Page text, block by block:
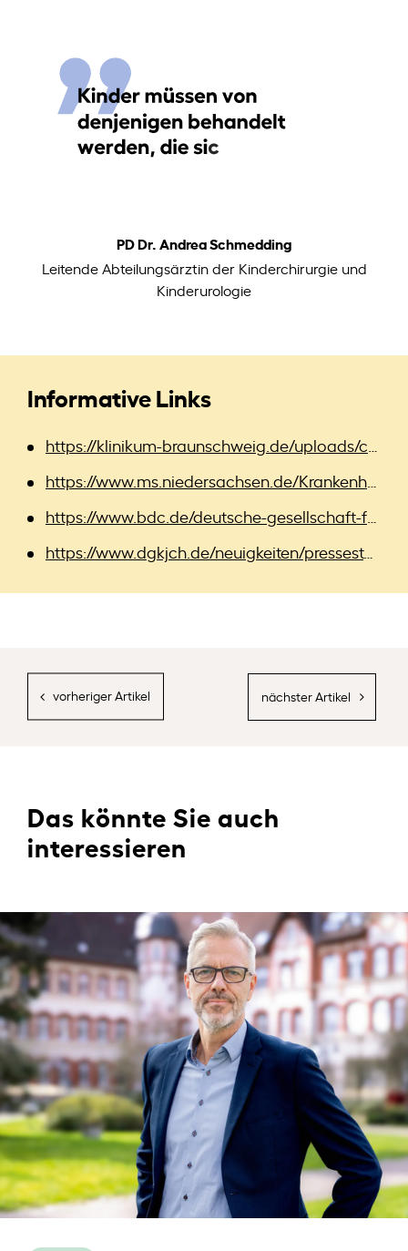
PD Dr. Andrea Schmedding
Leitende Abteilungsärztin der Kinderchirurgie und
Kinderurologie
Informative Links
https://www.dgkjch.de/neuigkeiten/pressestelle
Das könnte Sie auch
interessieren